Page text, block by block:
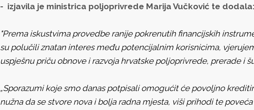
- izjavila je ministrica poljoprivrede Marija Vučković te dodala:
"Prema iskustvima provedbe ranije pokrenutih financijskih
su polučili znatan interes među potencijalnim korisnicima,
uspješnu priču obnove i razvoja hrvatske poljoprivrede, prerade i
„Sporazumi koje smo danas potpisali omogućit će povoljno
nužna da se stvore nova i bolja radna mjesta, viši prihodi te